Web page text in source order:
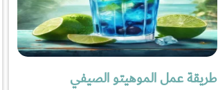
طريقة عمل الموهيتو الصيفي